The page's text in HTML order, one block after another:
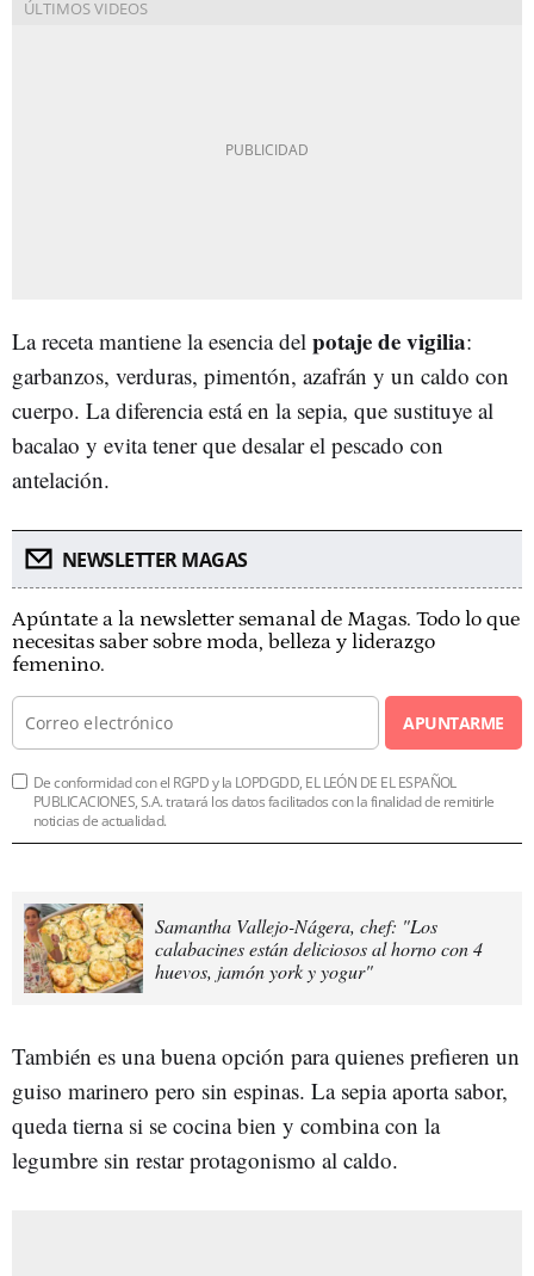
La receta mantiene la esencia del potaje de vigilia:
garbanzos, verduras, pimentón, azafrán y un caldo con
cuerpo. La diferencia está en la sepia, que sustituye al
bacalao y evita tener que desalar el pescado con
antelación.
NEWSLETTER MAGAS
Apúntate a la newsletter semanal de Magas. Todo lo que
necesitas saber sobre moda, belleza y liderazgo
femenino.
APUNTARME
De conformidad con el RGPD y la LOPDGDD, EL LEÓN DE EL ESPAÑOL
PUBLICACIONES, S.A. tratará los datos facilitados con la finalidad de remitirle
noticias de actualidad.
Samantha Vallejo-Nágera, chef: "Los
calabacines están deliciosos al horno con 4
huevos, jamón york y yogur"
También es una buena opción para quienes prefieren un
guiso marinero pero sin espinas. La sepia aporta sabor,
queda tierna si se cocina bien y combina con la
legumbre sin restar protagonismo al caldo.